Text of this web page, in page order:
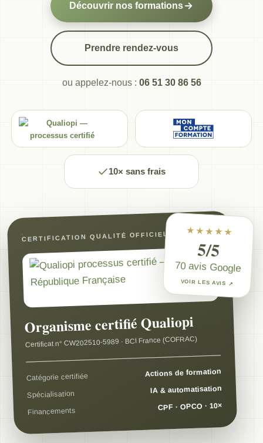
Découvrir nos formations
Prendre rendez-vous
ou appelez-nous : 06 51 30 86 56
10× sans frais
★★★★★
5/5
70 avis Google
VOIR LES AVIS ↗
CERTIFICATION QUALITÉ OFFICIELLE
Organisme certifié Qualiopi
Certificat n° CW202510-5989 · BCI France (COFRAC)
Catégorie certifiée Actions de formation
Spécialisation IA & automatisation
Financements CPF · OPCO · 10×